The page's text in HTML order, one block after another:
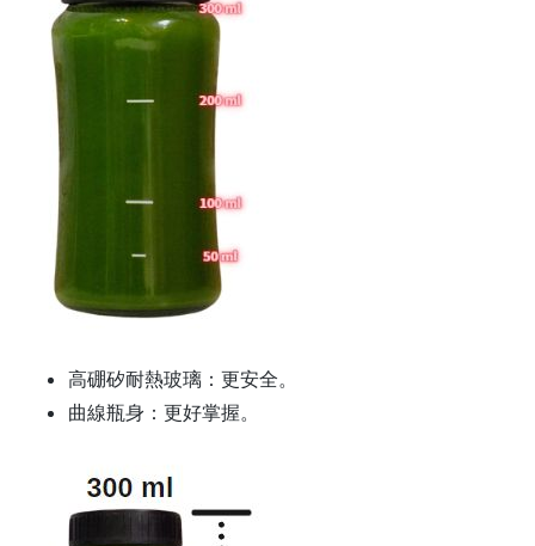
高硼矽耐熱玻璃 ：更安全。
曲線瓶身 ：更好掌握。